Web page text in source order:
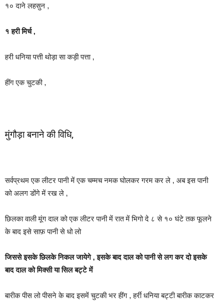
१० दाने लहसुन ,
१ हरी मिर्च ,
हरी धनिया पत्ती थोड़ा सा कड़ी पत्ता ,
हींग एक चुटकी ,
मुंगौड़ा बनाने की विधि,
सर्वप्रथम एक लीटर पानी में एक चम्मच नमक घोलकर गरम कर ले , अब इस पानी
को अलग डोंगे में रख ले ,
छिलका वाली मूंग दाल को एक लीटर पानी में रात में भिगो दे ८ से १० घंटे तक फूलने
के बाद इसे साफ़ पानी से धो लो
जिससे इसके छिलके निकल जायेगे , इसके बाद दाल को पानी से लग कर दो इसके
बाद दाल को मिक्सी या सिल बट्टे में
बारीक पीस लो पीसने के बाद इसमें चुटकी भर हींग , हर्री धनिया बट्टी बारीक काटकर